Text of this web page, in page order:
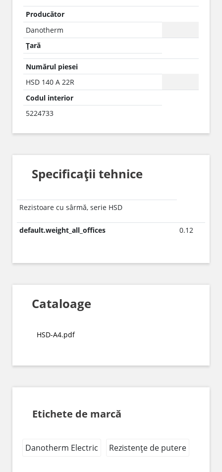
Producător
Danotherm
Țară
Numărul piesei
HSD 140 A 22R
Codul interior
5224733
Specificații tehnice
Rezistoare cu sârmă, serie HSD
default.weight_all_offices 0.12
Cataloage
HSD-A4.pdf
Etichete de marcă
Danotherm Electric Rezistențe de putere